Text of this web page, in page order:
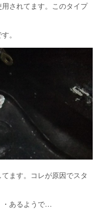
されてます。このタイプ
。
ます。コレが原因でスタ
・あるようで…